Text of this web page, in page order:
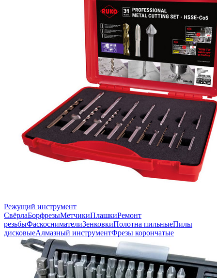
Режущий инструмент
СвёрлаБорфрезыМетчикиПлашкиРемонт
резьбыФаскоснимателиЗенковкиПолотна пильныеПилы
дисковыеАлмазный инструментФрезы корончатые